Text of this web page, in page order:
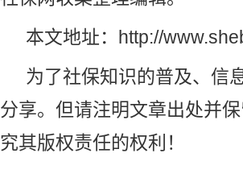
本文地址：
http://
为了社保知识的普及、信
分享。但请注明文章出处并
究其版权责任的权利！